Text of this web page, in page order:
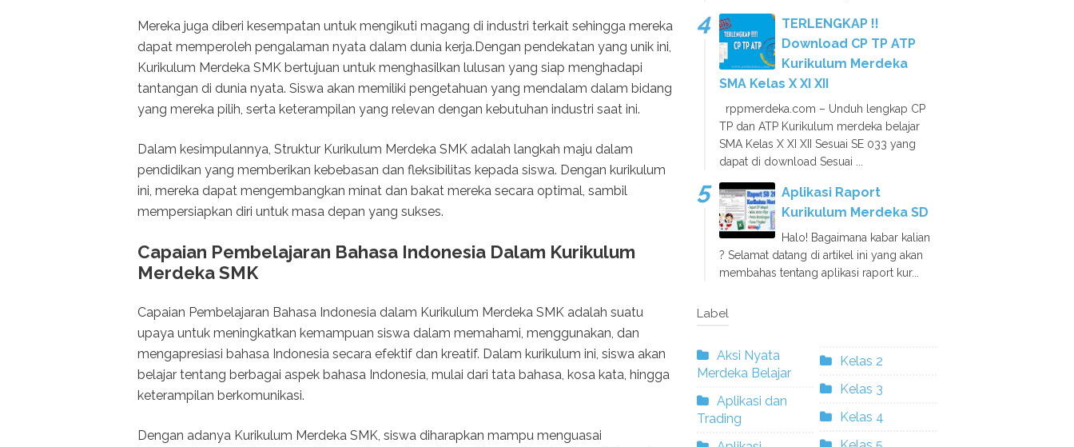
Mereka juga diberi kesempatan untuk mengikuti magang di industri terkait sehingga mereka
dapat memperoleh pengalaman nyata dalam dunia kerja.Dengan pendekatan yang unik ini,
Kurikulum Merdeka SMK bertujuan untuk menghasilkan lulusan yang siap menghadapi
tantangan di dunia nyata. Siswa akan memiliki pengetahuan yang mendalam dalam bidang
yang mereka pilih, serta keterampilan yang relevan dengan kebutuhan industri saat ini.
Dalam kesimpulannya, Struktur Kurikulum Merdeka SMK adalah langkah maju dalam
pendidikan yang memberikan kebebasan dan fleksibilitas kepada siswa. Dengan kurikulum
ini, mereka dapat mengembangkan minat dan bakat mereka secara optimal, sambil
mempersiapkan diri untuk masa depan yang sukses.
Capaian Pembelajaran Bahasa Indonesia Dalam Kurikulum
Merdeka SMK
Capaian Pembelajaran Bahasa Indonesia dalam Kurikulum Merdeka SMK adalah suatu
upaya untuk meningkatkan kemampuan siswa dalam memahami, menggunakan, dan
mengapresiasi bahasa Indonesia secara efektif dan kreatif. Dalam kurikulum ini, siswa akan
belajar tentang berbagai aspek bahasa Indonesia, mulai dari tata bahasa, kosa kata, hingga
keterampilan berkomunikasi.
Dengan adanya Kurikulum Merdeka SMK, siswa diharapkan mampu menguasai
TERLENGKAP !!
Download CP TP ATP
Kurikulum Merdeka
SMA Kelas X XI XII
rppmerdeka.com – Unduh lengkap CP
TP dan ATP Kurikulum merdeka belajar
SMA Kelas X XI XII Sesuai SE 033 yang
dapat di download Sesuai ...
Aplikasi Raport
Kurikulum Merdeka SD
Halo! Bagaimana kabar kalian
? Selamat datang di artikel ini yang akan
membahas tentang aplikasi raport kur...
Label
Aksi Nyata
Merdeka Belajar
Aplikasi dan
Trading
Kelas 2
Kelas 3
Kelas 4